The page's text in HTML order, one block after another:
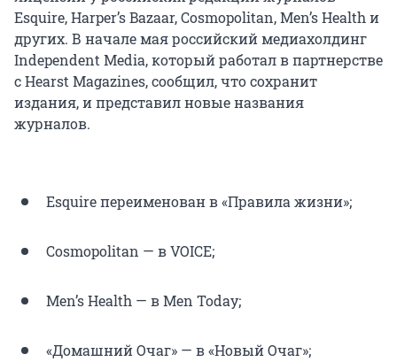
Esquire, Harper’s Bazaar, Cosmopolitan, Men’s Health и
других. В начале мая российский медиахолдинг
Independent Media, который работал в партнерстве
с Hearst Magazines, сообщил, что сохранит
издания, и представил новые названия
журналов.
Esquire переименован в «Правила жизни»;
Cosmopolitan — в VOICE;
Men’s Health — в Men Today;
«Домашний Очаг» — в «Новый Очаг»;